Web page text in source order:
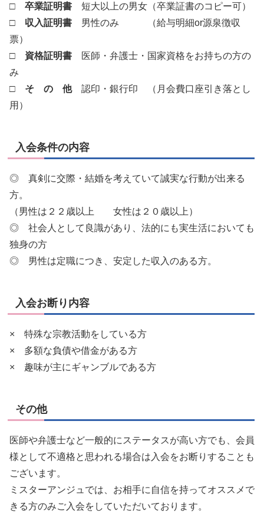
□ 卒業証明書 短大以上の男女（卒業証書のコピー可）
□ 収入証明書 男性のみ （給与明細or源泉徴収
票）
□ 資格証明書 医師・弁護士・国家資格をお持ちの方の
み
□ そ の 他認印・銀行印 （月会費口座引き落とし
用）
入会条件の内容
◎ 真剣に交際・結婚を考えていて誠実な行動が出来る
方。
（男性は２２歳以上 女性は２０歳以上）
◎ 社会人として良識があり、法的にも実生活においても
独身の方
◎ 男性は定職につき、安定した収入のある方。
入会お断り内容
× 特殊な宗教活動をしている方
× 多額な負債や借金がある方
× 趣味が主にギャンブルである方
その他
医師や弁護士など一般的にステータスが高い方でも、会員
様として不適格と思われる場合は入会をお断りすることも
ございます。
ミスターアンジュでは、お相手に自信を持ってオススメで
きる方のみご入会をしていただいております。